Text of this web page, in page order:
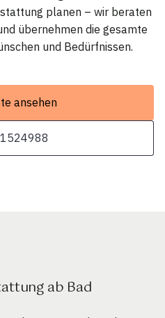
planen – wir beraten
übernehmen die gesamte
und Bedürfnissen.
ansehen
ab Bad